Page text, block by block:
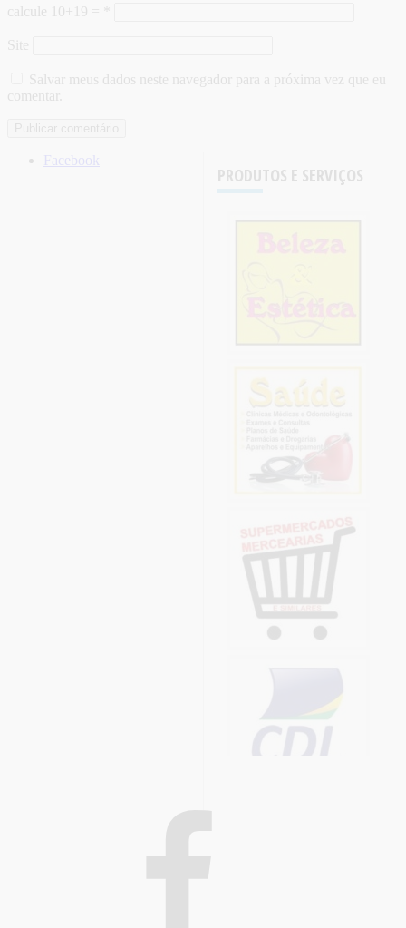
calcule 10+19 =
Site
Salvar meus dados neste navegador para a próxima vez que eu
comentar.
PRODUTOS E SERVIÇOS
Facebook